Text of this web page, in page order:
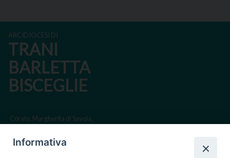
ARCIDIOCESI DI
TRANI
BARLETTA
BISCEGLIE
Corato, Margherita di Savoia,
Informativa